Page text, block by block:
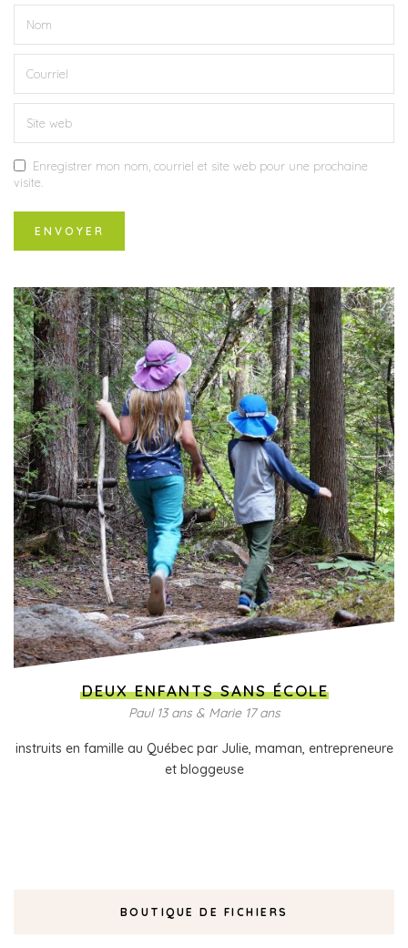
Enregistrer mon nom, courriel et site web pour une prochaine
visite.
DEUX ENFANTS SANS ÉCOLE
Paul 13 ans & Marie 17 ans
instruits en famille au Québec par Julie, maman, entrepreneure
et bloggeuse
BOUTIQUE DE FICHIERS